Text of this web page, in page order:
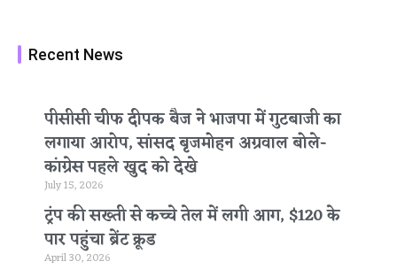
Recent News
पीसीसी चीफ दीपक बैज ने भाजपा में गुटबाजी का
लगाया आरोप, सांसद बृजमोहन अग्रवाल बोले-
कांग्रेस पहले खुद को देखे
July 15, 2026
ट्रंप की सख्ती से कच्चे तेल में लगी आग, $120 के
पार पहुंचा ब्रेंट क्रूड
April 30, 2026